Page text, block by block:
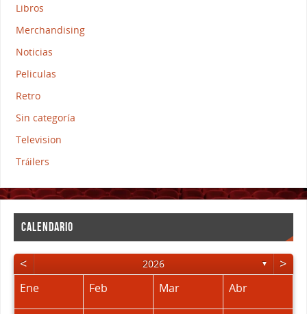
Libros
Merchandising
Noticias
Peliculas
Retro
Sin categoría
Television
Tráilers
CALENDARIO
< 2026 ▼ >
Ene Feb Mar Abr